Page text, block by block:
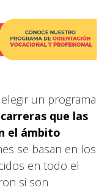
un programa
que las
el ámbito
se basan en los
en todo el
si son